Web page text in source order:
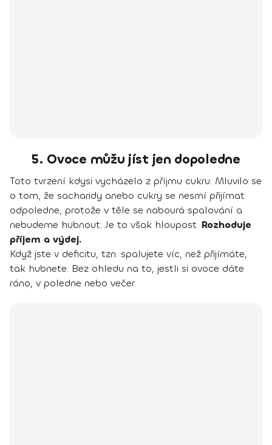
5. Ovoce můžu jíst jen dopoledne
Toto tvrzení kdysi vycházelo z příjmu cukru. Mluvilo se
o tom, že sacharidy anebo cukry se nesmí přijímat
odpoledne, protože v těle se nabourá spalování a
nebudeme hubnout. Je to však hloupost. Rozhoduje
příjem a výdej.
Když jste v deficitu, tzn. spalujete víc, než přijímáte,
tak hubnete. Bez ohledu na to, jestli si ovoce dáte
ráno, v poledne nebo večer.